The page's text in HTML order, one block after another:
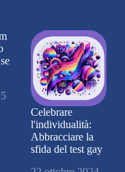
Celebrare
l'individualità:
Abbracciare la
sfida del test gay